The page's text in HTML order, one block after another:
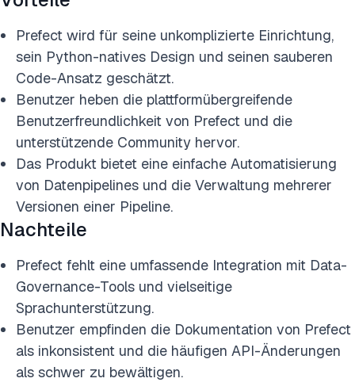
Prefect wird für seine unkomplizierte Einrichtung,
sein Python-natives Design und seinen sauberen
Code-Ansatz geschätzt.
Benutzer heben die plattformübergreifende
Benutzerfreundlichkeit von Prefect und die
unterstützende Community hervor.
Das Produkt bietet eine einfache Automatisierung
von Datenpipelines und die Verwaltung mehrerer
Versionen einer Pipeline.
Nachteile
Prefect fehlt eine umfassende Integration mit Data-
Governance-Tools und vielseitige
Sprachunterstützung.
Benutzer empfinden die Dokumentation von Prefect
als inkonsistent und die häufigen API-Änderungen
als schwer zu bewältigen.